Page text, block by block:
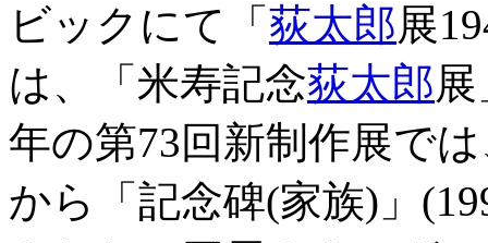
ビックにて「 荻太郎展
は、「米寿記念荻太郎
年の第73回新制作展で
から「記念碑(家族)」